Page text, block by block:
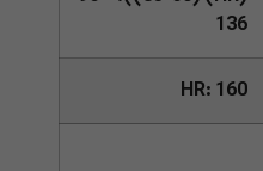
136
HR: 160